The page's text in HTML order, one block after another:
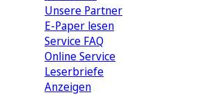
Unsere Partner
E-Paper lesen
Service FAQ
Online Service
Leserbriefe
Anzeigen